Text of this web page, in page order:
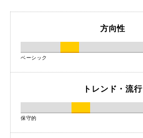
方向性
ベーシック
トレンド・流行
保守的